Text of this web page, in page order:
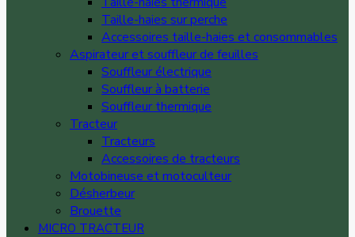
Taille-haies sur perche
Accessoires taille-haies et consommables
Aspirateur et souffleur de feuilles
Souffleur électrique
Souffleur à batterie
Souffleur thermique
Tracteur
Tracteurs
Accessoires de tracteurs
Motobineuse et motoculteur
Désherbeur
Brouette
MICRO TRACTEUR